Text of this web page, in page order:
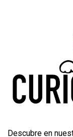
Descubre en